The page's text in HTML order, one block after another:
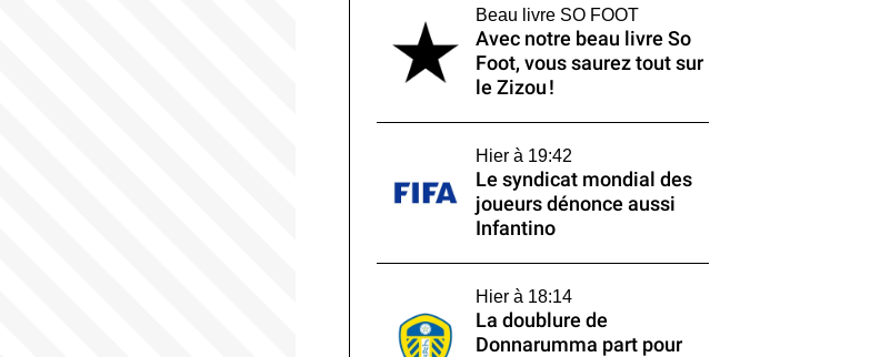
Beau livre SO FOOT
Avec notre beau livre So
Foot, vous saurez tout sur
le Zizou !
Hier à 19:42
Le syndicat mondial des
joueurs dénonce aussi
Infantino
Hier à 18:14
La doublure de
Donnarumma part pour